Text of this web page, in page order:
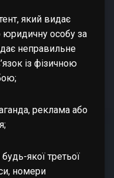
який видає
юридичну особу за
неправильне
із фізичною
реклама або
якої третьої
номери